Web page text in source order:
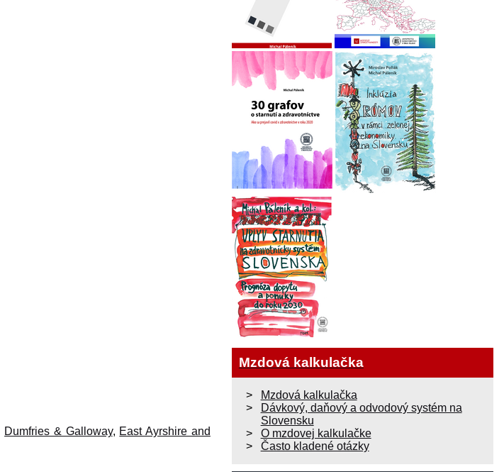
Dumfries & Galloway, East Ayrshire and
Mzdová kalkulačka
Mzdová kalkulačka
Dávkový, daňový a odvodový systém na
Slovensku
O mzdovej kalkulačke
Často kladené otázky